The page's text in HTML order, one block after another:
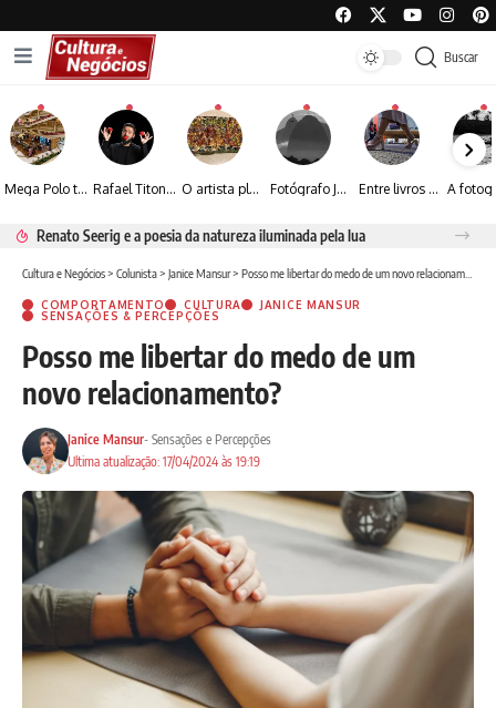
Buscar
Mega Polo transforma lançamento de coleção em plataforma nacional de negócios e projeta crescimento de mais de 15% Rafael Titonelly leva magia e acolhimento a crianças em tratamento oncológico em Juiz de Fora O artista plástico Jorge Luiz transforma sustentabilidade e criatividade em arte contemporânea Fotógrafo José Roberto apresenta um olhar sensível sobre arquitetura, formas e luz na fotografia Entre livros e fotografia autoral, Sebastião Reis consolida uma trajetória marcada pelo olhar artístico
Renato Seerig e a poesia da natureza iluminada pela lua
Cultura e Negócios> Colunista> Janice Mansur> Posso me libertar do medo de um novo relacionamento?
COMPORTAMENTO CULTURA
JANICE MANSUR
SENSAÇÕES & PERCEPÇÕES
Posso me libertar do medo de um
novo relacionamento?
Ultima atualização: 17/04/2024 às 19:19
Janice Mansur- Sensações e Percepções